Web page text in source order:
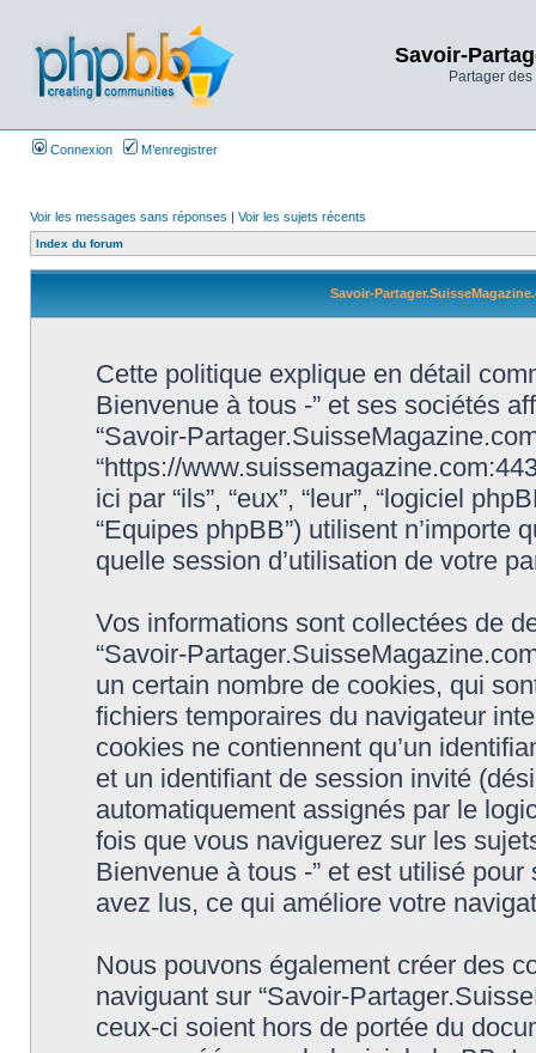
Savoir-
Partager
Connexion M’enregistrer
Voir les messages sans réponses | Voir les sujets récents
Index du forum
Savoir-
Cette politique explique en détail
Bienvenue à tous -” et ses sociétés
“Savoir-
“https://
ici par “ils”, “eux”, “leur”, “logiciel
“Equipes phpBB”) utilisent n’importe
quelle session d’utilisation de votre
Vos informations sont collectées de
“Savoir-
un certain nombre de cookies, qui
fichiers temporaires du navigateur
cookies ne contiennent qu’un
et un identifiant de session invité
automatiquement assignés par le
fois que vous naviguerez sur les
Bienvenue à tous -” et est utilisé
avez lus, ce qui améliore votre
Nous pouvons également créer des
naviguant sur “Savoir-
ceux-ci soient hors de portée du